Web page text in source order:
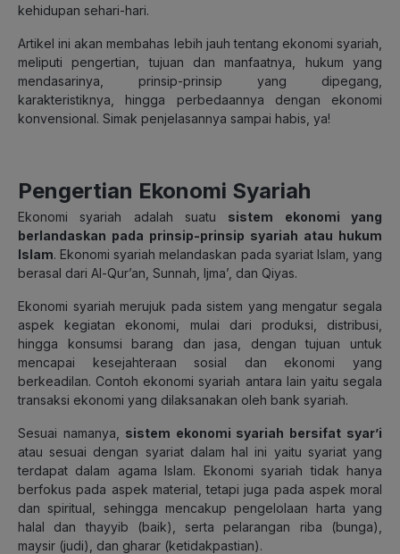
kehidupan sehari-hari.
Artikel ini akan membahas lebih jauh tentang ekonomi syariah,
meliputi pengertian, tujuan dan manfaatnya, hukum yang
mendasarinya, prinsip-prinsip yang dipegang,
karakteristiknya, hingga perbedaannya dengan ekonomi
konvensional. Simak penjelasannya sampai habis, ya!
Pengertian Ekonomi Syariah
Ekonomi syariah adalah suatu sistem ekonomi yang
berlandaskan pada prinsip-prinsip syariah atau hukum
Islam. Ekonomi syariah melandaskan pada syariat Islam, yang
berasal dari Al-Qur’an, Sunnah, Ijma’, dan Qiyas.
Ekonomi syariah merujuk pada sistem yang mengatur segala
aspek kegiatan ekonomi, mulai dari produksi, distribusi,
hingga konsumsi barang dan jasa, dengan tujuan untuk
mencapai kesejahteraan sosial dan ekonomi yang
berkeadilan. Contoh ekonomi syariah antara lain yaitu segala
transaksi ekonomi yang dilaksanakan oleh bank syariah.
Sesuai namanya,
sistem ekonomi syariah bersifat syar’i
atau sesuai dengan syariat dalam hal ini yaitu syariat yang
terdapat dalam agama Islam. Ekonomi syariah tidak hanya
berfokus pada aspek material, tetapi juga pada aspek moral
dan spiritual, sehingga mencakup pengelolaan harta yang
halal dan thayyib (baik), serta pelarangan riba (bunga),
maysir (judi), dan gharar (ketidakpastian).